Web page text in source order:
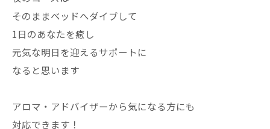
そのままベッドへダイブして
1日のあなたを癒し
元気な明日を迎えるサポートに
なると思います
アロマ・アドバイザーから気になる方にも
対応できます！